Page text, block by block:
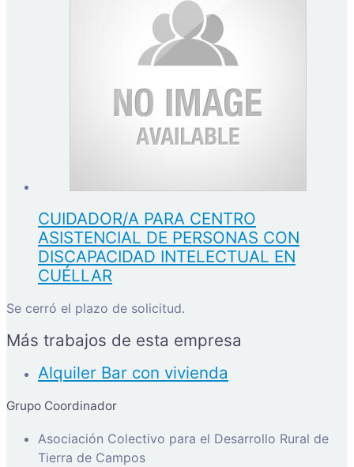
CUIDADOR/A PARA CENTRO
ASISTENCIAL DE PERSONAS CON
DISCAPACIDAD INTELECTUAL EN
CUÉLLAR
Se cerró el plazo de solicitud.
Más trabajos de esta empresa
Alquiler Bar con vivienda
Grupo Coordinador
Asociación Colectivo para el Desarrollo Rural de
Tierra de Campos